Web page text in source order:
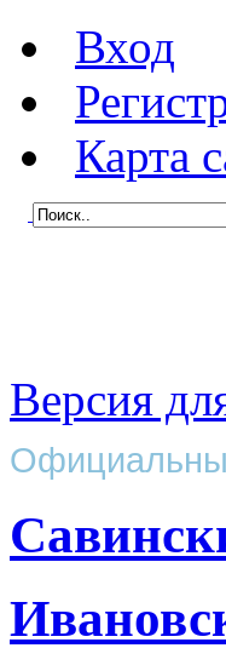
Вход
Карта
Версия